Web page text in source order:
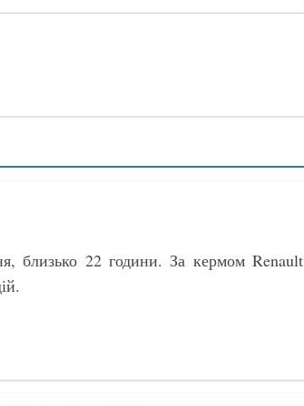
близько 22 години. За кермом Renault